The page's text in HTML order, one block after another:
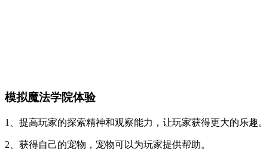
模拟魔法学院体验
1、提高玩家的探索精神和观察能力，让玩家获得更大的乐趣。
2、获得自己的宠物，宠物可以为玩家提供帮助。